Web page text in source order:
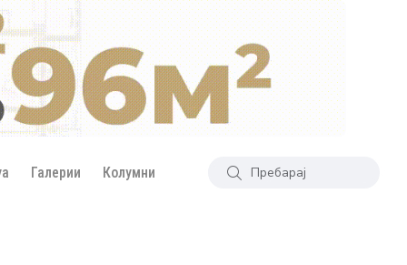
Галерии Колумни